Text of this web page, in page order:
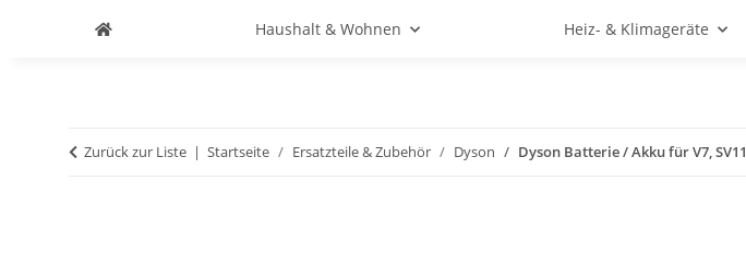
Haushalt & Wohnen Heiz- & Klimageräte
Zurück zur Liste Startseite Ersatzteile & Zubehör Dyson Dyson Batterie / Akku für V7, SV11